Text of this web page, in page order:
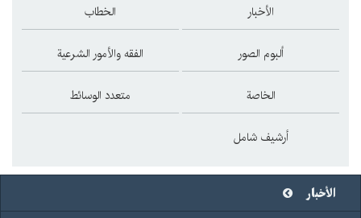
الأخبار الخطاب
ألبوم الصور الفقه والأمور الشرعية
الخاصة متعدد الوسائط
أرشيف شامل
الأخبار